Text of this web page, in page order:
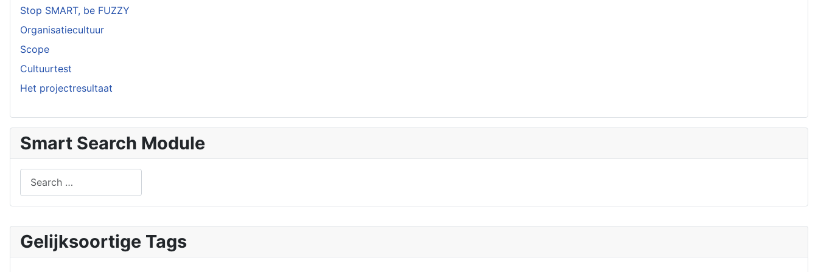
Gelijksoortige Tags
Stop SMART, be FUZZY
Organisatiecultuur
Scope
Cultuurtest
Het projectresultaat
Smart Search Module